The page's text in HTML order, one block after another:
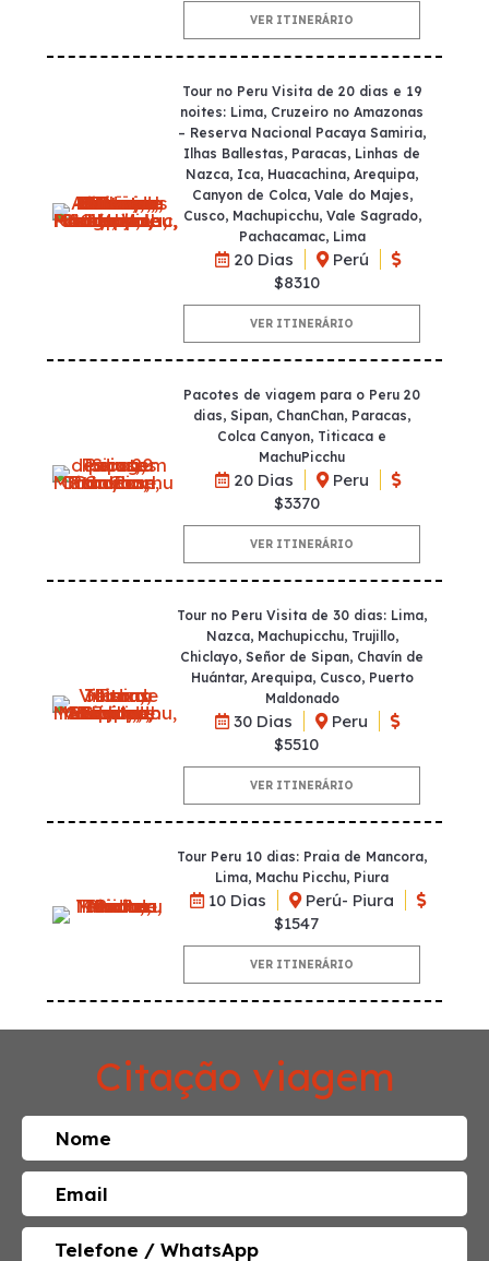
VER ITINERÁRIO
Tour no Peru Visita de 20 dias e 19
noites: Lima, Cruzeiro no Amazonas
– Reserva Nacional Pacaya Samiria,
Ilhas Ballestas, Paracas, Linhas de
Nazca, Ica, Huacachina, Arequipa,
Canyon de Colca, Vale do Majes,
Cusco, Machupicchu, Vale Sagrado,
Pachacamac, Lima
20 Dias
Perú
$8310
VER ITINERÁRIO
Pacotes de viagem para o Peru 20
dias, Sipan, ChanChan, Paracas,
Colca Canyon, Titicaca e
MachuPicchu
20 Dias
Peru
$3370
VER ITINERÁRIO
Tour no Peru Visita de 30 dias: Lima,
Nazca, Machupicchu, Trujillo,
Chiclayo, Señor de Sipan, Chavín de
Huántar, Arequipa, Cusco, Puerto
Maldonado
30 Dias
Peru
$5510
VER ITINERÁRIO
Tour Peru 10 dias: Praia de Mancora,
Lima, Machu Picchu, Piura
10 Dias
Perú- Piura
$1547
VER ITINERÁRIO
Citação viagem